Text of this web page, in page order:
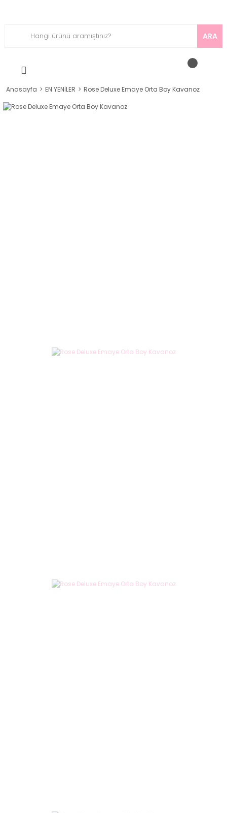
ARA
Anasayfa EN YENİLER Rose Deluxe Emaye Orta Boy Kavanoz